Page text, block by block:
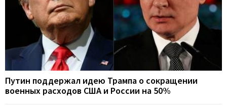
Путин поддержал идею Трампа о сокращении
военных расходов США и России на 50%